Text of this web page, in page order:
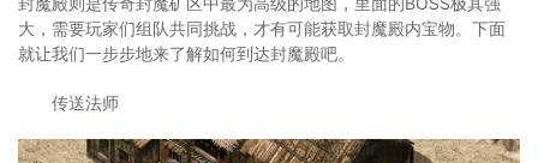
大，需要玩家们组队共同挑战，才有可能获取封魔殿内宝物。下面
就让我们一步步地来了解如何到达封魔殿吧。
传送法师